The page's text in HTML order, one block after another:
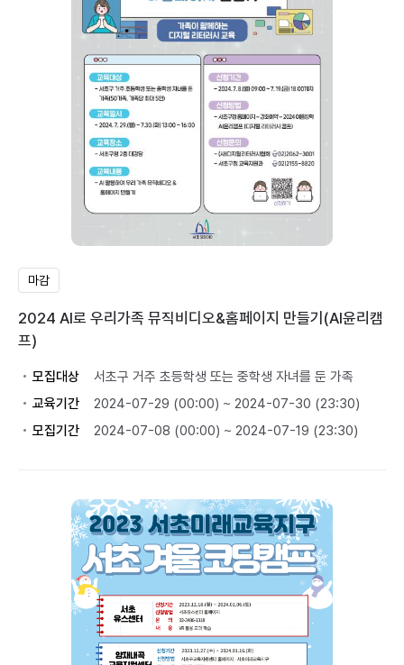
마감
2024 AI로 우리가족 뮤직비디오&홈페이지 만들기(AI윤리캠
프)
모집대상
서초구 거주 초등학생 또는 중학생 자녀를 둔 가족
교육기간
2024-07-29 (00:00) ~ 2024-07-30 (23:30)
모집기간
2024-07-08 (00:00) ~ 2024-07-19 (23:30)